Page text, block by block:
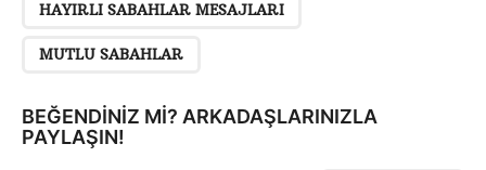
l
a
HAYIRLI SABAHLAR MESAJLARI
MUTLU SABAHLAR
BEĞENDINIZ MI? ARKADAŞLARINIZLA
PAYLAŞIN!